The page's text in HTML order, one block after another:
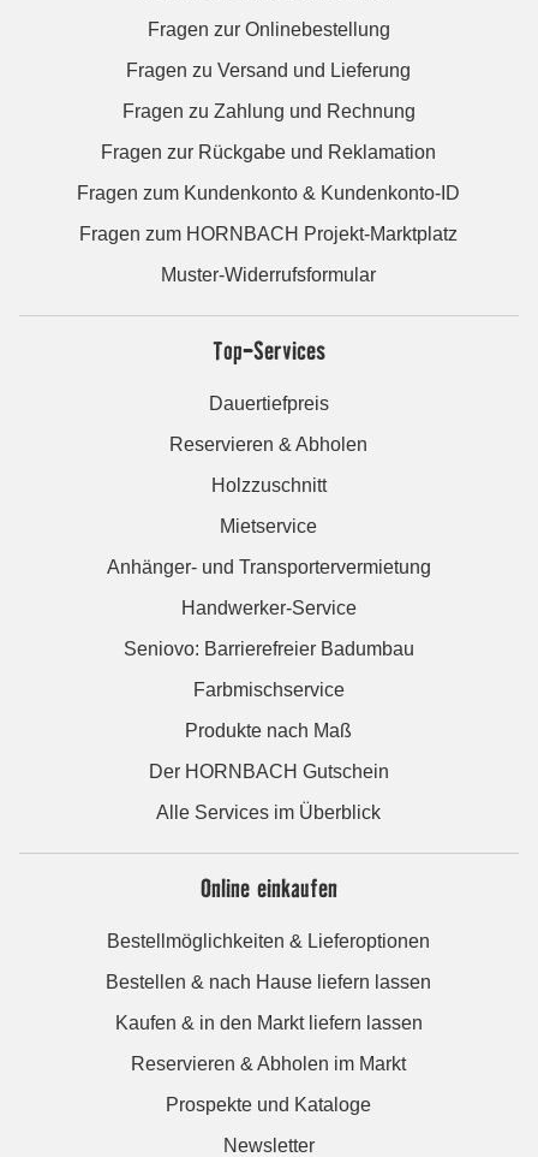
Fragen zur Onlinebestellung
Fragen zu Versand und Lieferung
Fragen zu Zahlung und Rechnung
Fragen zur Rückgabe und Reklamation
Fragen zum Kundenkonto & Kundenkonto-ID
Fragen zum HORNBACH Projekt-Marktplatz
Muster-Widerrufsformular
Top-Services
Dauertiefpreis
Reservieren & Abholen
Holzzuschnitt
Mietservice
Anhänger- und Transportervermietung
Handwerker-Service
Seniovo: Barrierefreier Badumbau
Farbmischservice
Produkte nach Maß
Der HORNBACH Gutschein
Alle Services im Überblick
Online einkaufen
Bestellmöglichkeiten & Lieferoptionen
Bestellen & nach Hause liefern lassen
Kaufen & in den Markt liefern lassen
Reservieren & Abholen im Markt
Prospekte und Kataloge
Newsletter